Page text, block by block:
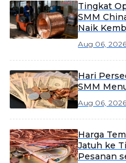
Tingkat
SMM
Naik
Aug 06,
Hari
SMM
Aug 06,
Harga
Jatuh ke
Pesanan